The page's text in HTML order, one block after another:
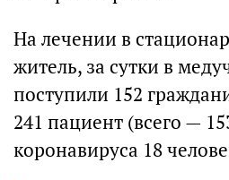
На лечении в
житель, за сутки в
поступили 152
241 пациент (всего —
коронавируса 18